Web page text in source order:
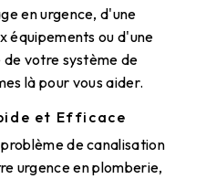
en urgence, d'une
équipements ou d'une
votre système de
là pour vous aider.
et Efficace
de canalisation
urgence en plomberie,